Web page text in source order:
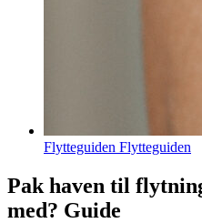
Flytteguiden Flytteguiden
Pak haven til
med? Guide